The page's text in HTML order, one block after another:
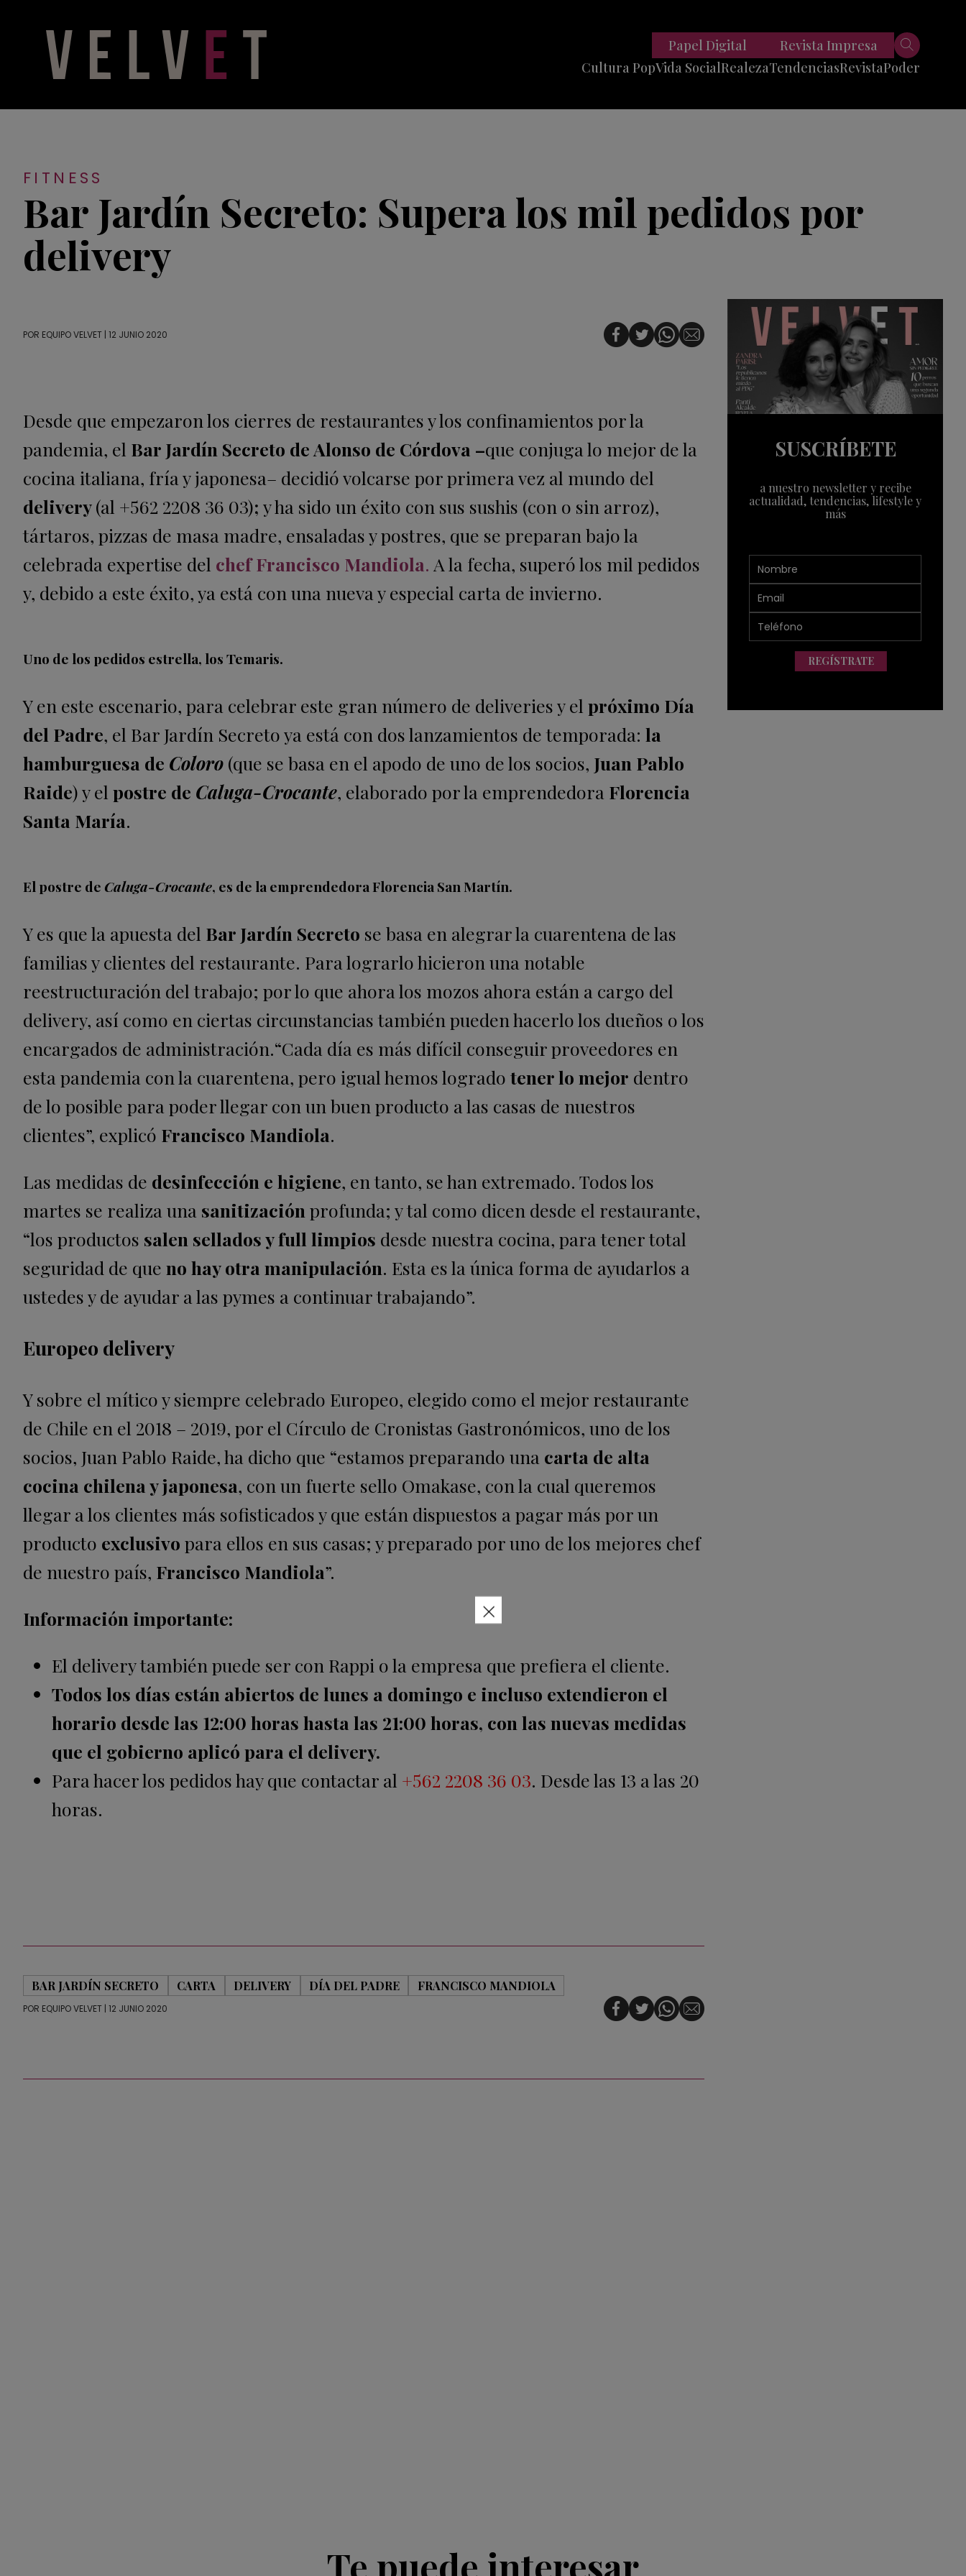
Cultura PopVida SocialRealezaTendencias
Viajes
Tech
RevistaPoder
Papel Digital Revista Impresa
FITNESS
Bar Jardín Secreto: Supera los mil pedidos por
delivery
POR EQUIPO VELVET | 12 JUNIO 2020
Desde que empezaron los cierres de restaurantes y los confinamientos por la
pandemia, el Bar Jardín Secreto de Alonso de Córdova –que conjuga lo mejor de la
cocina italiana, fría y japonesa– decidió volcarse por primera vez al mundo del
delivery(al +562 2208 36 03); y ha sido un éxito con sus sushis (con o sin arroz),
tártaros, pizzas de masa madre, ensaladas y postres, que se preparan bajo la
celebrada expertise del chef Francisco Mandiola. A la fecha, superó los mil pedidos
y, debido a este éxito, ya está con una nueva y especial carta de invierno.
Uno de los pedidos estrella, los Temaris.
Y en este escenario, para celebrar este gran número de deliveries y el próximo Día
del Padre, el Bar Jardín Secreto ya está con dos lanzamientos de temporada: la
hamburguesa de Coloro (que se basa en el apodo de uno de los socios, Juan Pablo
Raide) y el postre de Caluga-Crocante, elaborado por la emprendedora Florencia
Santa María.
El postre de Caluga-Crocante, es de la emprendedora Florencia San Martín.
Y es que la apuesta del Bar Jardín Secreto se basa en alegrar la cuarentena de las
familias y clientes del restaurante. Para lograrlo hicieron una notable
reestructuración del trabajo; por lo que ahora los mozos ahora están a cargo del
delivery, así como en ciertas circunstancias también pueden hacerlo los dueños o los
encargados de administración.“Cada día es más difícil conseguir proveedores en
esta pandemia con la cuarentena, pero igual hemos logrado tener lo mejor dentro
de lo posible para poder llegar con un buen producto a las casas de nuestros
clientes”, explicó Francisco Mandiola.
Las medidas de desinfección e higiene, en tanto, se han extremado. Todos los
martes se realiza una sanitización profunda; y tal como dicen desde el restaurante,
“los productos salen sellados y full limpios desde nuestra cocina, para tener total
seguridad de que no hay otra manipulación. Esta es la única forma de ayudarlos a
ustedes y de ayudar a las pymes a continuar trabajando”.
Europeo delivery
Y sobre el míticoy siempre celebrado Europeo, elegido como el mejor restaurante
de Chile en el 2018 – 2019, por el Círculo de Cronistas Gastronómicos, uno de los
socios, Juan Pablo Raide, ha dicho que “estamos preparando una carta de alta
cocina chilena y japonesa, con un fuerte sello Omakase, con la cual queremos
llegar a los clientes más sofisticados y que están dispuestos a pagar más por un
producto exclusivo para ellos en sus casas; y preparado por uno de los mejores chef
de nuestro país, Francisco Mandiola”.
Información importante:
El delivery también puede ser con Rappi o la empresa que prefiera el cliente.
Todos los días están abiertos de lunes a domingo e incluso extendieron el
horario desde las 12:00 horas hasta las 21:00 horas, con las nuevas medidas
que el gobierno aplicó para el delivery.
Para hacer los pedidos hay que contactar al +562 2208 36 03. Desde las 13 a las 20
horas.
BAR JARDÍN SECRETO CARTA DELIVERY DÍA DEL PADRE FRANCISCO MANDIOLA
POR EQUIPO VELVET | 12 JUNIO 2020
SUSCRÍBETE
a nuestro newsletter y recibe
actualidad, tendencias, lifestyle y
más
REGÍSTRATE
×